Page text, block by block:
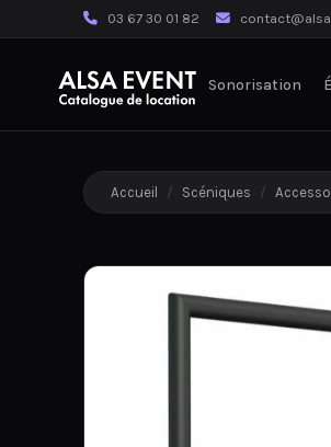
03 67 30 01 82
Sonorisation
Accueil / Scéniques /